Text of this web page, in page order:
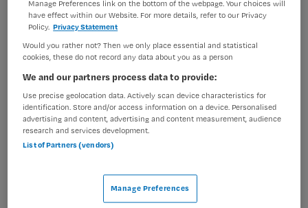
Ervaren Parttime
Vacature niet beschikbaar
Deze vacature Docent ouderengeneeskunde bij
Amsterdam UMC is niet meer actueel. Hieronder staan
enkele vergelijkbare vacatures die voor u wellicht
interessant zijn.
Manage Preferences link on the bottom of the webpage. Your choices will
have effect within our Website. For more details, refer to our Privacy
Policy. Privacy Statement
Would you rather not? Then we only place essential and statistical
cookies, these do not record any data about you as a person
We and our partners process data to provide:
Use precise geolocation data. Actively scan device characteristics for
identification. Store and/or access information on a device. Personalised
advertising and content, advertising and content measurement, audience
research and services development.
List of Partners (vendors)
Manage Preferences